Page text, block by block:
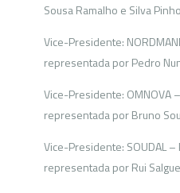
Sousa Ramalho e Silva
Vice-Presidente:
representada por Pedro
Vice-Presidente: OMNOVA
representada por Bruno
Vice-Presidente: SOUDAL –
representada por Rui